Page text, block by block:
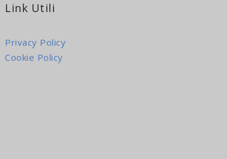
Link Utili
Privacy Policy
Cookie Policy